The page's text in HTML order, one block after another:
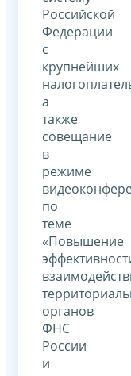
Российской
Федерации
с
крупнейших
а
также
совещание
в
режиме
по
теме
«Повышение
органов
ФНС
России
и